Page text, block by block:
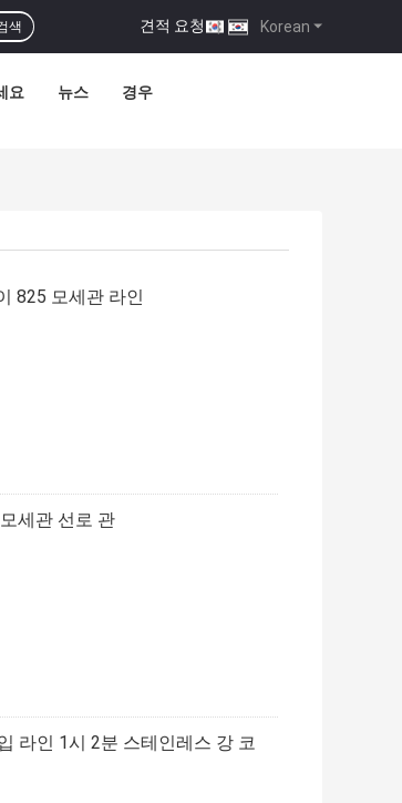
Korean
견적 요청 |
색
요 뉴스 경우
825 모세관 라인
세관 선로 관
라인 1시 2분 스테인레스 강 코